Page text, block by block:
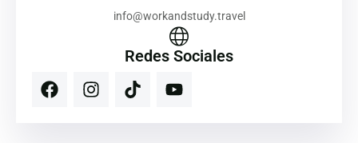
info@workandstudy.travel
Redes Sociales